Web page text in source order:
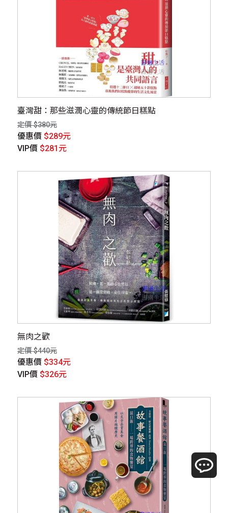
臺灣甜：那些滋潤心靈的傳統節日糕點
定價 $380元
優惠價 $289元
VIP價 $281元
無肉之歡
定價 $440元
優惠價 $334元
VIP價 $326元